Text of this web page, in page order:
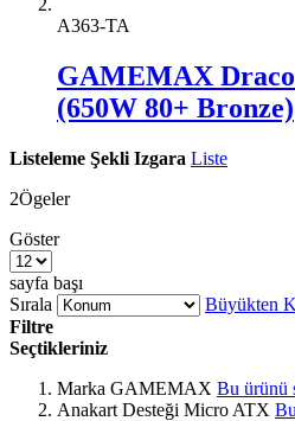
A363-TA
GAMEMAX
(650W 80+ Bronze)
Listeleme Şekli Izgara Liste
2Ögeler
Göster
sayfa başı
Sırala
Büyükten
Filtre
Seçtikleriniz
Marka GAMEMAX Bu ürünü
Anakart Desteği Micro ATX